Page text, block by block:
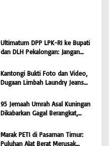
Ultimatum DPP LPK-RI ke Bupati
dan DLH Pekalongan: Jangan
Limbah Laundry, Siap Tempuh
Jalur Hukum Sampai Tingkat
Pusat
Kantongi Bukti Foto dan Video,
Dugaan Limbah Laundry Jeans
RI dan GMOCT Desak KLH, Polri
Hingga Kejaksaan Bertindak
95 Jemaah Umrah Asal Kuningan
Dikabarkan Gagal Berangkat,
Komitmen Layanan Sesuai Aturan
Marak PETI di Pasaman Timur:
Puluhan Alat Berat Merusak